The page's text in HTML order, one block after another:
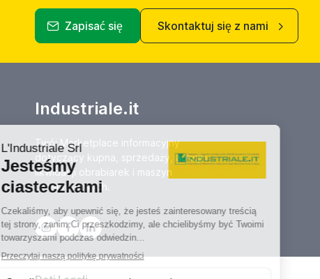
Zapisać się Skontaktuj się z nami
Industriale.it
Twój Marketplace informacyjny
dotyczący kupna, sprzedaży, aukcji i
likwidacji obrabiarek i maszyn
przemysłowych.